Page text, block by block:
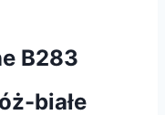
B283
białe